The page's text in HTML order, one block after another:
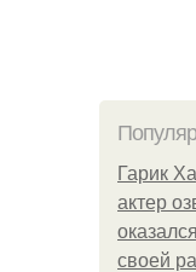
Гарик
актер
своей